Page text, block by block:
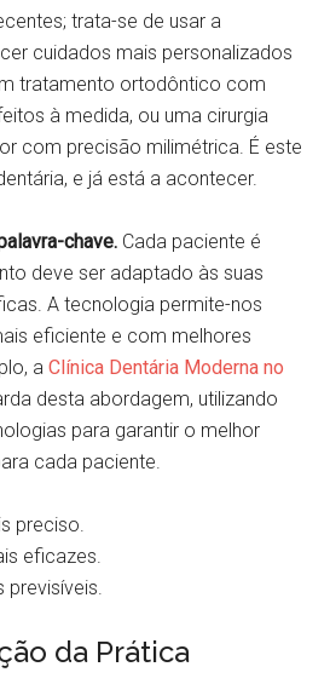
trata-se de usar a
cuidados mais personalizados
tratamento ortodôntico com
à medida, ou uma cirurgia
com precisão milimétrica. É este
e já está a acontecer.
chave. Cada paciente é
deve ser adaptado às suas
A tecnologia permite-nos
eficiente e com melhores
aClínica Dentária Moderna no
desta abordagem, utilizando
para garantir o melhor
cada paciente.
preciso.
eficazes.
previsíveis.
da Prática